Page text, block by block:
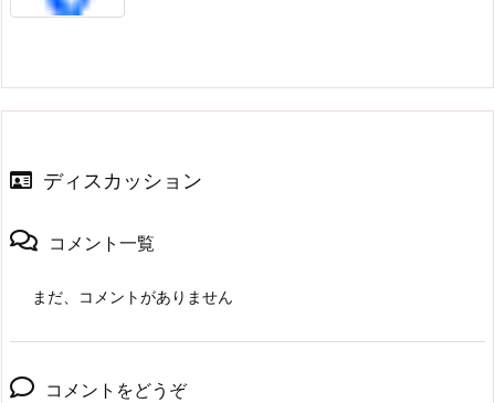
ディスカッション
コメント一覧
まだ、コメントがありません
コメントをどうぞ